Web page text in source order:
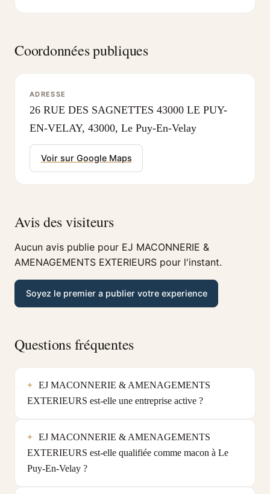
Coordonnées publiques
ADRESSE
26 RUE DES SAGNETTES 43000 LE PUY-
EN-VELAY, 43000, Le Puy-En-Velay
Voir sur Google Maps
Avis des visiteurs
Aucun avis publie pour EJ MACONNERIE &
AMENAGEMENTS EXTERIEURS pour l'instant.
Soyez le premier a publier votre experience
Questions fréquentes
EJ MACONNERIE & AMENAGEMENTS
EXTERIEURS est-elle une entreprise active ?
EJ MACONNERIE & AMENAGEMENTS
EXTERIEURS est-elle qualifiée comme macon à Le
Puy-En-Velay ?